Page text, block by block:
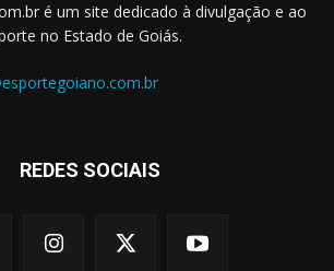
é um site dedicado à divulgação e ao
no Estado de Goiás.
REDES SOCIAIS